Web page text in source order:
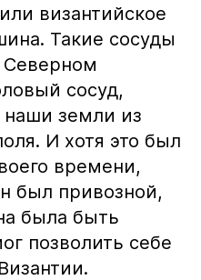
византийское
Такие сосуды
Северном
сосуд,
земли из
И хотя это был
времени,
был привозной,
была быть
позволить себе